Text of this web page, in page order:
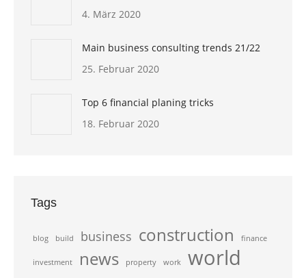
4. März 2020
Main business consulting trends 21/22
25. Februar 2020
Top 6 financial planing tricks
18. Februar 2020
Tags
blog build business construction finance
investment news property work world